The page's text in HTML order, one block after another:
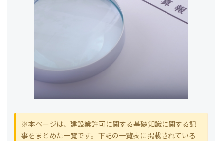
※本ページは、建設業許可に関する基礎知識に関する記
事をまとめた一覧です。下記の一覧表に掲載されている